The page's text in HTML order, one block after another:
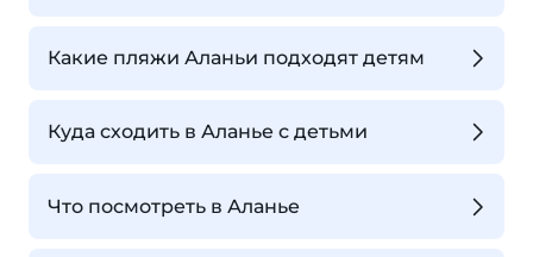
Какие пляжи Аланьи подходят детям
Куда сходить в Аланье с детьми
Что посмотреть в Аланье